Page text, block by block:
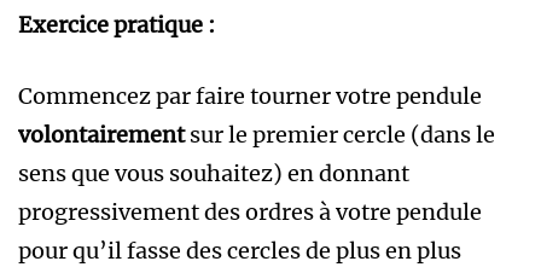
Exercice pratique :
Commencez par faire tourner votre pendule
volontairementsur le premier cercle (dans le
sens que vous souhaitez) en donnant
progressivement des ordres à votre pendule
pour qu’il fasse des cercles de plus en plus